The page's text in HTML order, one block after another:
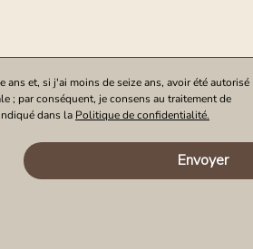
ans et, si j'ai moins de seize ans, avoir été autorisé
; par conséquent, je consens au traitement de
dans la Politique de confidentialité.
Envoyer